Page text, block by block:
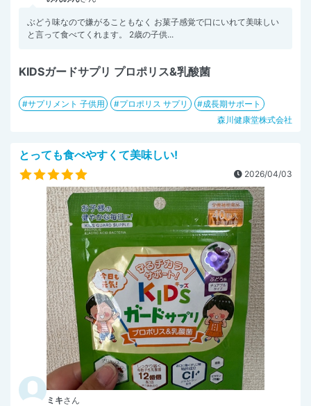
ぶどう味なので嫌がることもなく お菓子感覚で口にいれて美味しい
と言って食べてくれます。 2歳の子供...
KIDSガードサプリ プロポリス&乳酸菌
サプリメント 子供用 プロポリス サプリ
成長期サポート
森川健康堂株式会社
とっても食べやすくて美味しい!
2026/04/03
ミキさん